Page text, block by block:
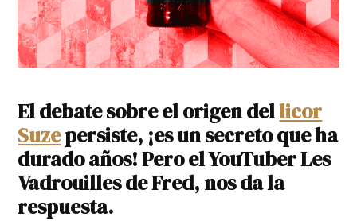
El debate sobre el origen dellicor
Suzepersiste, ¡es un secreto que ha
durado años! Pero el YouTuber Les
Vadrouilles de Fred, nos da la
respuesta.